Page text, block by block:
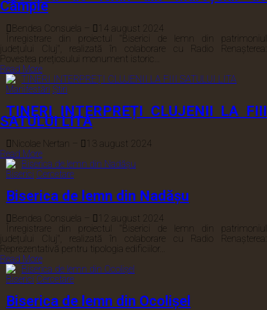
Câmpie
Bendea Consuela
14 august 2024
Înregistrare din proiectul "Biserici de lemn din patrimoniul
județului Cluj", realizată în colaborare cu Radio Renașterea:
Povestea prețiosului monument istoric...
Read More
Manifestări Știri
TINERI INTERPREȚI CLUJENII LA FIII
SATULUI LITA
Nicolae Nertan
13 august 2024
Read More
Biserici Cercetare
Biserica de lemn din Nadășu
Bendea Consuela
12 august 2024
Înregistrare din proiectul "Biserici de lemn din patrimoniul
județului Cluj", realizată în colaborare cu Radio Renașterea:
Reprezentativă pentru tipologia edificiilor...
Read More
Biserici Cercetare
Biserica de lemn din Ocolișel